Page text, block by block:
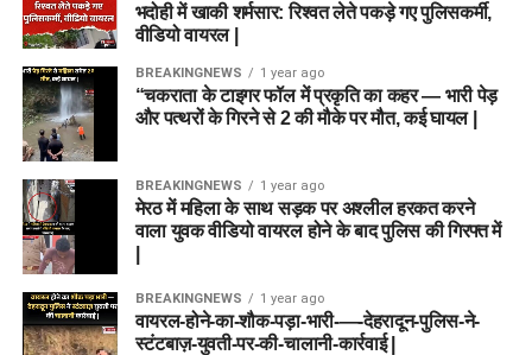
भदोही में खाकी शर्मसार: रिश्वत लेते पकड़े गए पुलिसकर्मी,
वीडियो वायरल |
BREAKINGNEWS 1 year ago
“चकराता के टाइगर फॉल में प्रकृति का कहर — भारी पेड़
और पत्थरों के गिरने से 2 की मौके पर मौत, कई घायल |
BREAKINGNEWS 1 year ago
मेरठ में महिला के साथ सड़क पर अश्लील हरकत करने
वाला युवक वीडियो वायरल होने के बाद पुलिस की गिरफ्त में
BREAKINGNEWS 1 year ago
वायरल-होने-का-शौक-पड़ा-भारी-—-देहरादून-पुलिस-ने-
स्टंटबाज़-युवती-पर-की-चालानी-कार्रवाई |